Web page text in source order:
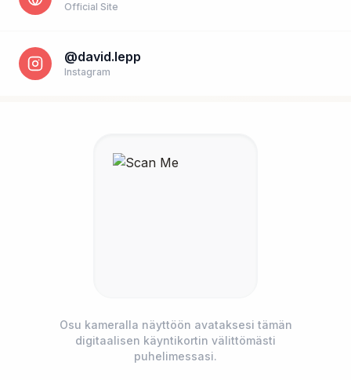
Official Site
@david.lepp
Instagram
Osu kameralla näyttöön avataksesi tämän
digitaalisen käyntikortin välittömästi
puhelimessasi.